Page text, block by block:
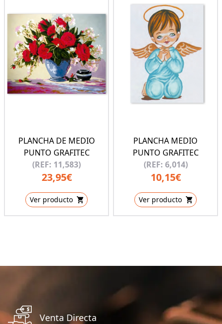
PLANCHA DE MEDIO
PUNTO GRAFITEC
(REF: 11,583)
23,95€
Ver producto
PLANCHA MEDIO
PUNTO GRAFITEC
(REF: 6,014)
10,15€
Ver producto
Venta Directa